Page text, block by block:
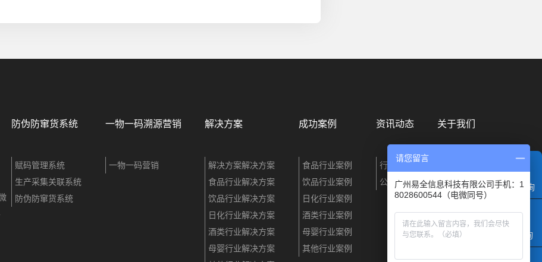
防伪防窜货系统
赋码管理系统
生产采集关联系统
防伪防窜货系统
一物一码溯源营销
一物一码营销
解决方案
解决方案解决方案
食品行业解决方案
饮品行业解决方案
日化行业解决方案
酒类行业解决方案
母婴行业解决方案
成功案例
食品行业案例
饮品行业案例
日化行业案例
酒类行业案例
母婴行业案例
其他行业案例
资讯动态
行业资讯
公司动态
关于我们
联系我们
电话咨询
QQ咨询
请您留言
广州易全信息科技有限公司手机：1
8028600544（电微同号）